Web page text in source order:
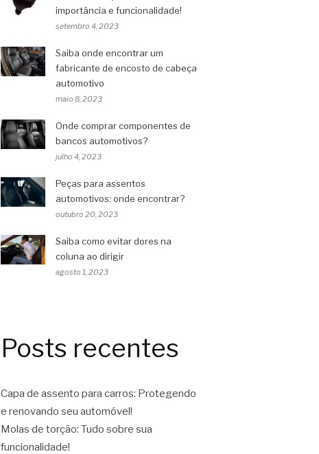
importância e funcionalidade!
setembro 4, 2023
Saiba onde encontrar um
fabricante de encosto de cabeça
automotivo
maio 8, 2023
Onde comprar componentes de
bancos automotivos?
julho 4, 2023
Peças para assentos
automotivos: onde encontrar?
outubro 20, 2023
Saiba como evitar dores na
coluna ao dirigir
agosto 1, 2023
Posts recentes
Capa de assento para carros: Protegendo
e renovando seu automóvel!
Molas de torção: Tudo sobre sua
funcionalidade!